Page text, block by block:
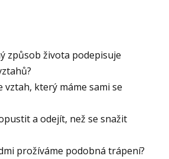
způsob života podepisuje
vztah, který máme sami se
a odejít, než se snažit
prožíváme podobná trápení?